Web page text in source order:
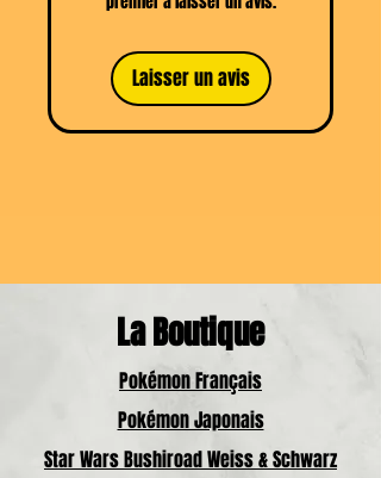
Laisser un avis
La Boutique
Pokémon Français
Pokémon Japonais
Star Wars Bushiroad Weiss & Schwarz